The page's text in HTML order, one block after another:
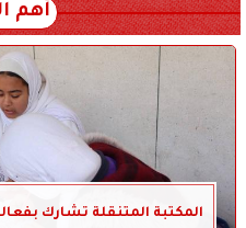
أهم
المكتبة المتنقلة تشارك